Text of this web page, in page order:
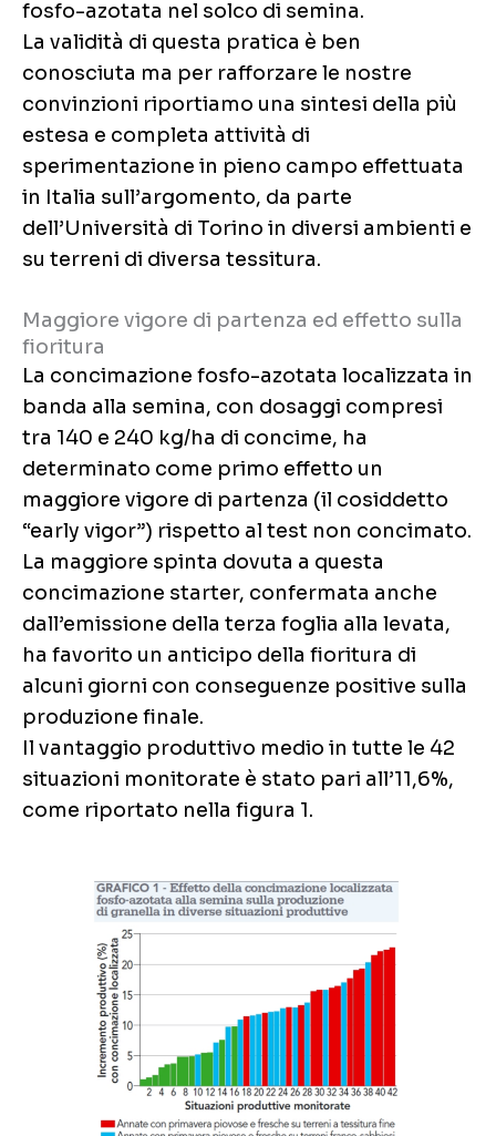
fosfo-azotata nel solco di semina.
La validità di questa pratica è ben
conosciuta ma per rafforzare le nostre
convinzioni riportiamo una sintesi della più
estesa e completa attività di
sperimentazione in pieno campo effettuata
in Italia sull’argomento, da parte
dell’Università di Torino in diversi ambienti e
su terreni di diversa tessitura.
Maggiore vigore di partenza ed effetto sulla
fioritura
La concimazione fosfo-azotata localizzata in
banda alla semina, con dosaggi compresi
tra 140 e 240 kg/ha di concime, ha
determinato come primo effetto un
maggiore vigore di partenza (il cosiddetto
“early vigor”) rispetto al test non concimato.
La maggiore spinta dovuta a questa
concimazione starter, confermata anche
dall’emissione della terza foglia alla levata,
ha favorito un anticipo della fioritura di
alcuni giorni con conseguenze positive sulla
produzione finale.
Il vantaggio produttivo medio in tutte le 42
situazioni monitorate è stato pari all’11,6%,
come riportato nella figura 1.